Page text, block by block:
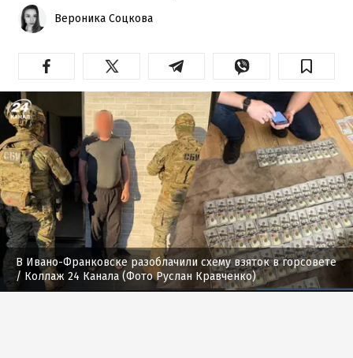
Вероника Соцкова
В Ивано-Франковске разоблачили схему взяток в горсовете
/ Коллаж 24 Канала (Фото Руслан Кравченко)